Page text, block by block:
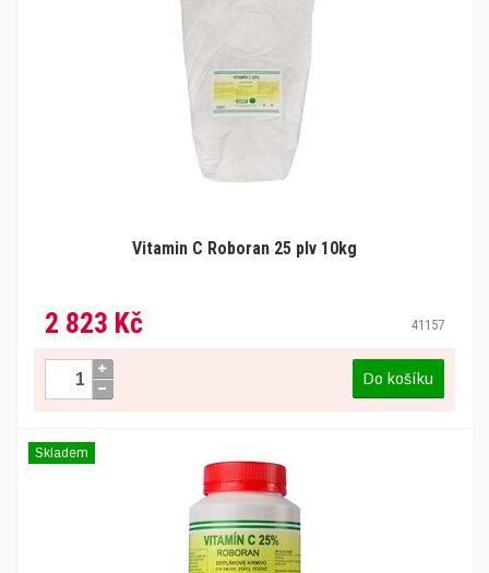
Vitamin C Roboran 25 plv 10kg
2 823 Kč 41157
Do košíku
Skladem